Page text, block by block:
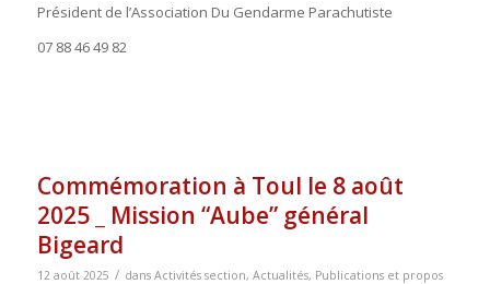
Président de l’Association Du Gendarme Parachutiste
07 88 46 49 82
Commémoration à Toul le 8 août
2025 _ Mission “Aube” général
Bigeard
12 août 2025 / dans Activités section, Actualités, Publications et propos